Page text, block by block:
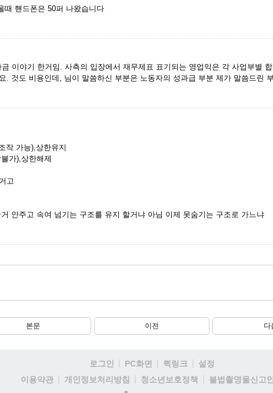
때 핸드폰은 50퍼 나왔습니다
이야기 한거임. 사측의 입장에서 재무제표 표기되는 영업익은 각 사업부별
. 것도 비용인데, 님이 말씀하신 부분은 노동자의 성과급 부분 제가 말씀드린
작 가능),상한유지
가),상한해제
고
안주고 속여 넘기는 구조를 유지 할거냐 아님 이제 못숨기는 구조로 가느냐
본문 이전 다
로그인 PC화면 퀵링크
설정
이용약관
개인정보처리방침 청소년보호정책
불법촬영물신고